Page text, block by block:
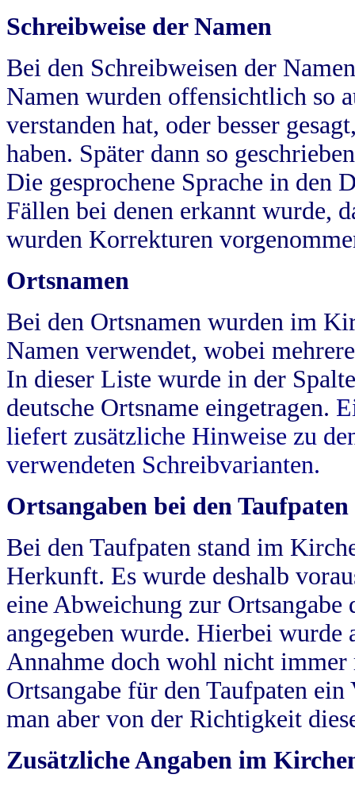
Schreibweise der Namen
Bei den Schreibweisen der
Namen wurden offensichtlich so
verstanden hat, oder besser
haben. Später dann so
Die gesprochene Sprache in
Fällen bei denen erkannt wurde,
wurden Korrekturen
Ortsnamen
Bei den Ortsnamen wurden im
Namen verwendet, wobei
In dieser Liste wurde in der
deutsche Ortsname eingetragen.
liefert zusätzliche Hinweise zu
verwendeten Schreibvarianten.
Ortsangaben bei den Taufpaten
Bei den Taufpaten stand im
Herkunft. Es wurde deshalb
eine Abweichung zur
angegeben wurde. Hierbei wurde
Annahme doch wohl nicht
Ortsangabe für den Taufpaten
man aber von der Richtigkeit
Zusätzliche Angaben im